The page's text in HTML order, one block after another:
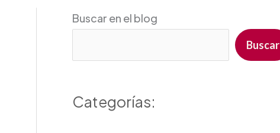
Buscar en el blog
Buscar
Categorías: